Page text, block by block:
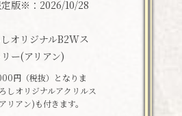
定版※：2026/10/28
オリジナルB2Wス
ー(アリアン)
円（税抜）となりま
しオリジナルアクリルス
アン)も付きます。